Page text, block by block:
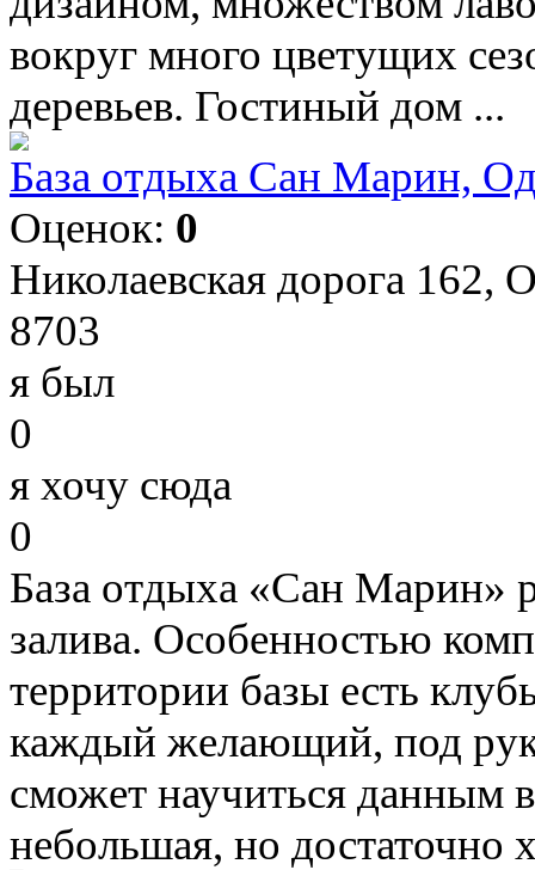
вокруг много цветущих
деревьев. Гостиный дом ...
База отдыха Сан Марин,
Оценок: 0
Николаевская дорога 162,
8703
я был
0
я хочу сюда
0
База отдыха «Сан Марин»
залива. Особенностью
территории базы есть
каждый желающий, под
сможет научиться данным
небольшая, но достаточно